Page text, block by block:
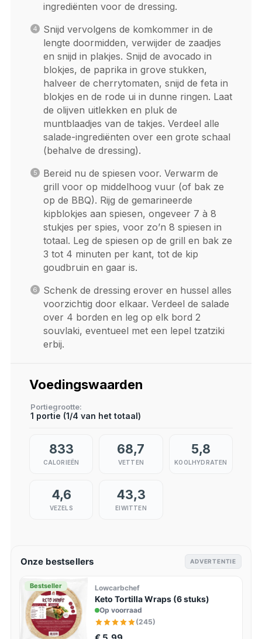
ingrediënten voor de dressing.
Snijd vervolgens de komkommer in de
lengte doormidden, verwijder de zaadjes
en snijd in plakjes. Snijd de avocado in
blokjes, de paprika in grove stukken,
halveer de cherrytomaten, snijd de feta in
blokjes en de rode ui in dunne ringen. Laat
de olijven uitlekken en pluk de
muntblaadjes van de takjes. Verdeel alle
salade-ingrediënten over een grote schaal
(behalve de dressing).
Bereid nu de spiesen voor. Verwarm de
grill voor op middelhoog vuur (of bak ze
op de BBQ). Rijg de gemarineerde
kipblokjes aan spiesen, ongeveer 7 à 8
stukjes per spies, voor zo’n 8 spiesen in
totaal. Leg de spiesen op de grill en bak ze
3 tot 4 minuten per kant, tot de kip
goudbruin en gaar is.
Schenk de dressing erover en hussel alles
voorzichtig door elkaar. Verdeel de salade
over 4 borden en leg op elk bord 2
souvlaki, eventueel met een lepel tzatziki
erbij.
Voedingswaarden
Portiegrootte
1 portie (1/4 van het totaal)
833
CALORIEËN
68,7
VETTEN
5,8
KOOLHYDRATEN
4,6
VEZELS
43,3
EIWITTEN
Onze bestsellers ADVERTENTIE
Bestseller Lowcarbchef
Keto Tortilla Wraps (6 stuks)
Op voorraad
(245)